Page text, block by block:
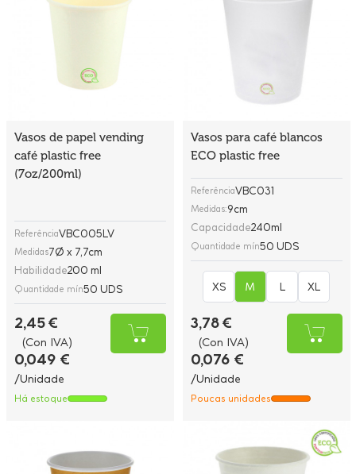
Vasos de papel vending
café plastic free
(7oz/200ml)
ReferênciaVBC005LV
Medidas7Ø x 7,7cm
Habilidade200 ml
Quantidade mín50 UDS
2,45 €
(Con IVA)
0,049 €
/Unidade
Há estoque
Vasos para café blancos
ECO plastic free
ReferênciaVBC031
Medidas:9cm
Capacidade240ml
Quantidade mín50 UDS
XS M L XL
3,78 €
(Con IVA)
0,076 €
/Unidade
Poucas unidades